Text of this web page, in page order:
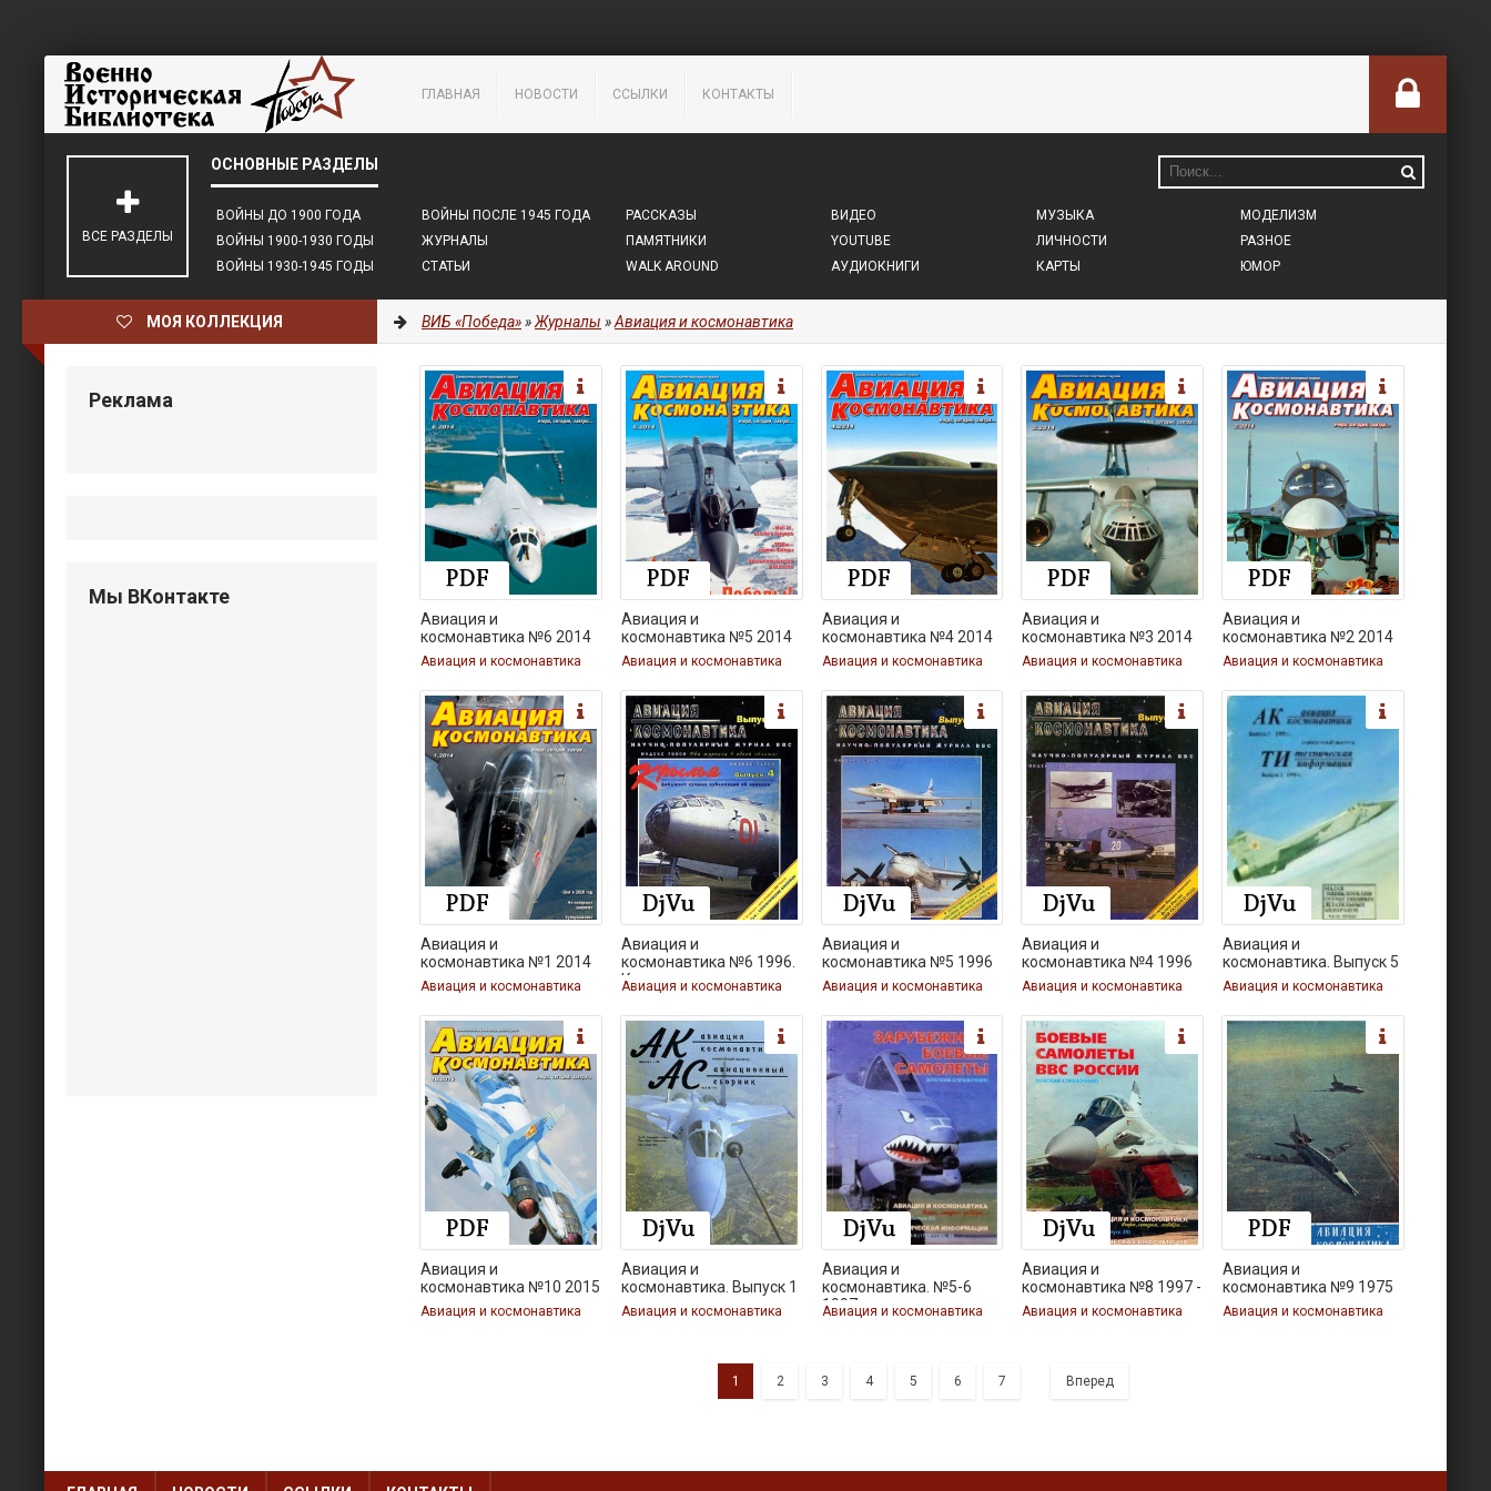
ГЛАВНАЯ НОВОСТИ ССЫЛКИ КОНТАКТЫ
ВОЙНЫ ДО 1900 ГОДА
ВОЙНЫ 1900-1930 ГОДЫ
ВОЙНЫ 1930-1945 ГОДЫ
ВОЙНЫ ПОСЛЕ 1945 ГОДА
ЖУРНАЛЫ
СТАТЬИ
РАССКАЗЫ
ПАМЯТНИКИ
WALK AROUND
ВИДЕО
YOUTUBE
АУДИОКНИГИ
МУЗЫКА
ЛИЧНОСТИ
КАРТЫ
МОДЕЛИЗМ
РАЗНОЕ
ЮМОР
ВСЕ РАЗДЕЛЫ
МОЯ КОЛЛЕКЦИЯ ВИБ «Победа»»Журналы »Авиация и космонавтика
Авиация и
космонавтика №6 2014
Авиация и космонавтика
Авиация и
космонавтика №5 2014
Авиация и космонавтика
Авиация и
космонавтика №4 2014
Авиация и космонавтика
Авиация и
космонавтика №3 2014
Авиация и космонавтика
Авиация и
космонавтика №2 2014
Авиация и космонавтика
Авиация и
космонавтика №1 2014
Авиация и космонавтика
Авиация и
космонавтика №6 1996.
Крылья
Авиация и космонавтика
Авиация и
космонавтика №5 1996
Авиация и космонавтика
Авиация и
космонавтика №4 1996
Авиация и космонавтика
Авиация и
космонавтика. Выпуск 5
Авиация и космонавтика
Авиация и
космонавтика №10 2015
Авиация и космонавтика
Авиация и
космонавтика. Выпуск 1
Авиация и космонавтика
Авиация и
космонавтика. №5-6
1997.
Авиация и космонавтика
Авиация и
космонавтика №8 1997 -
Авиация и космонавтика
Авиация и
космонавтика №9 1975
Авиация и космонавтика
1 2 3 4 5 6 7 Вперед
Реклама
Мы ВКонтакте